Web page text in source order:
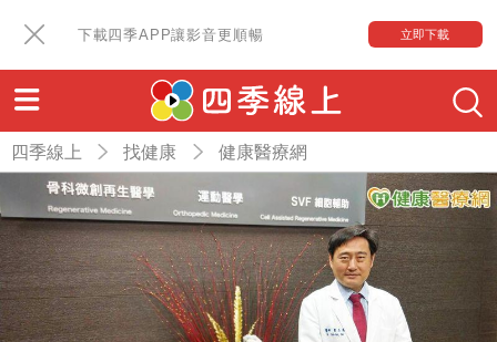
下載四季APP讓影音更順暢 立即下載
四季線上 找健康 健康醫療網